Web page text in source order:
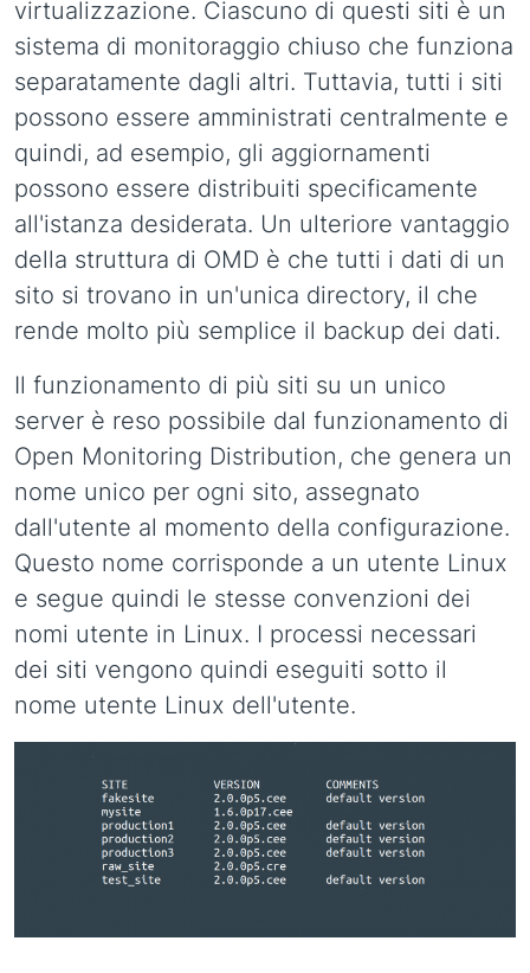
virtualizzazione. Ciascuno di questi siti è un
sistema di monitoraggio chiuso che funziona
separatamente dagli altri. Tuttavia, tutti i siti
possono essere amministrati centralmente e
quindi, ad esempio, gli aggiornamenti
possono essere distribuiti specificamente
all'istanza desiderata. Un ulteriore vantaggio
della struttura di OMD è che tutti i dati di un
sito si trovano in un'unica directory, il che
rende molto più semplice il backup dei dati.
Il funzionamento di più siti su un unico
server è reso possibile dal funzionamento di
Open Monitoring Distribution, che genera un
nome unico per ogni sito, assegnato
dall'utente al momento della configurazione.
Questo nome corrisponde a un utente Linux
e segue quindi le stesse convenzioni dei
nomi utente in Linux. I processi necessari
dei siti vengono quindi eseguiti sotto il
nome utente Linux dell'utente.